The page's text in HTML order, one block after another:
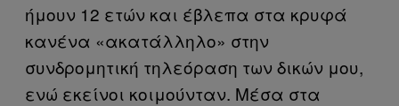
ήμουν 12 ετών και έβλεπα στα κρυφά
κανένα «ακατάλληλο» στην
συνδρομητική τηλεόραση των δικών μου,
ενώ εκείνοι κοιμούνταν. Μέσα στα